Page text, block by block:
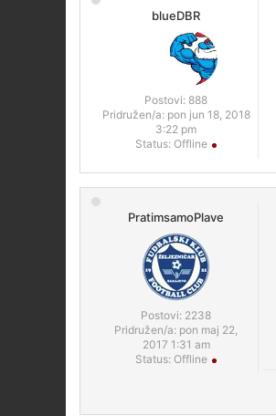
blueDBR
Postovi: 888
Pridružen/a: pon jun 18, 2018
3:22 pm
Status: Offline
PratimsamoPlave
Postovi: 2238
Pridružen/a: pon maj 22,
2017 1:31 am
Status: Offline